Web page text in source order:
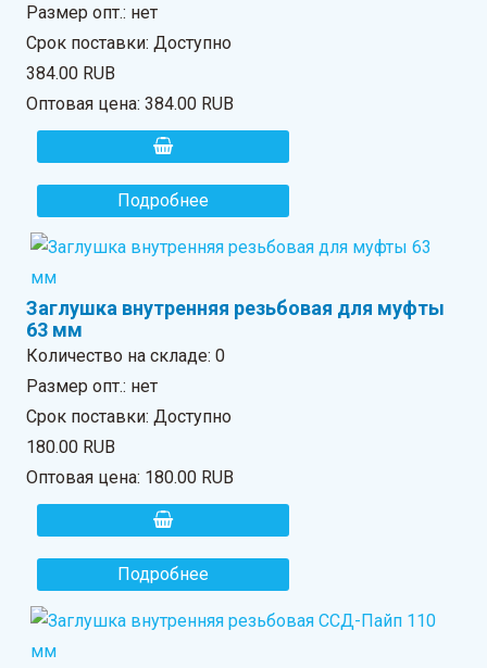
Размер опт.: нет
Срок поставки: Доступно
384.00 RUB
Оптовая цена:384.00 RUB
Подробнее
Заглушка внутренняя резьбовая для муфты
63 мм
Количество на складе:0
Размер опт.: нет
Срок поставки: Доступно
180.00 RUB
Оптовая цена: 180.00 RUB
Подробнее